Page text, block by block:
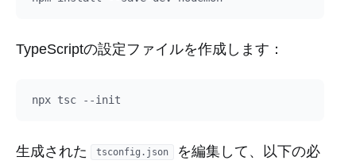
TypeScriptの設定ファイルを作成します：
生成された tsconfig.json を編集して、以下の必